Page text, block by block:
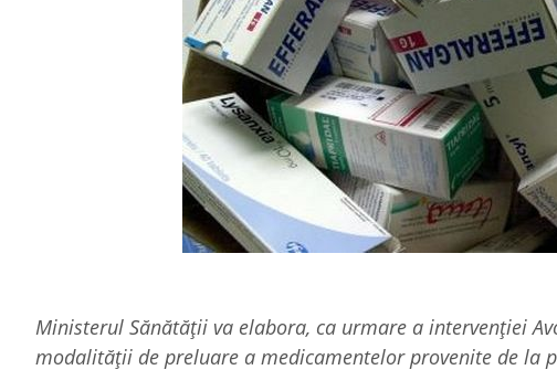
Ministerul Sănătății va elabora, ca urmare a intervenției
modalității de preluare a medicamentelor provenite de la